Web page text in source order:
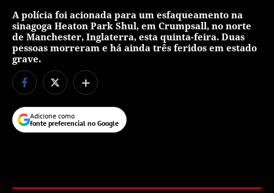
A polícia foi acionada para um esfaqueamento na
sinagoga Heaton Park Shul, em Crumpsall, no norte
de Manchester, Inglaterra, esta quinta-feira. Duas
pessoas morreram e há ainda três feridos em estado
grave.
+
Adicione como
fonte preferencial no Google